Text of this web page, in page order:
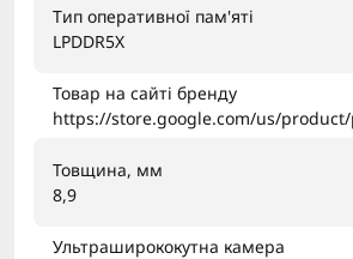
Тип оперативної пам'яті
LPDDR5X
Товар на сайті бренду
https://store.google.com/us/product/
Товщина, мм
8,9
Ультраширококутна камера